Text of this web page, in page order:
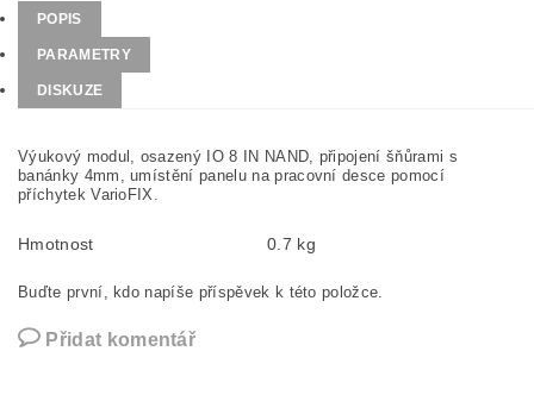
POPIS
PARAMETRY
DISKUZE
Výukový modul, osazený IO 8 IN NAND, připojení šňůrami s
banánky 4mm, umístění panelu na pracovní desce pomocí
příchytek VarioFIX.
Hmotnost 0.7 kg
Buďte první, kdo napíše příspěvek k této položce.
Přidat komentář